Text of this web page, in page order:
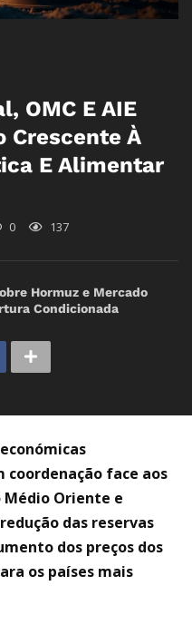
OMC E AIE
Crescente À
E Alimentar
0 137
Hormuz e Mercado
Condicionada
face aos
Oriente e
das reservas
dos preços dos
os países mais